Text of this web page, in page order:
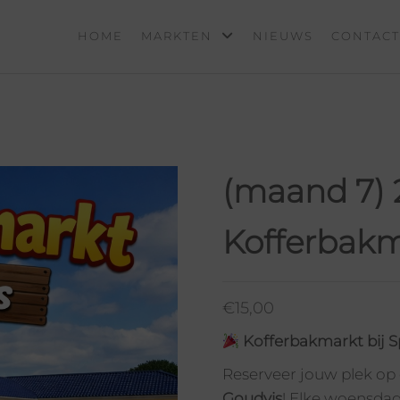
HOME MARKTEN NIEUWS CONTACT
(maand 7)
€15,00
Kofferbakmarkt bij
Reserveer jouw plek